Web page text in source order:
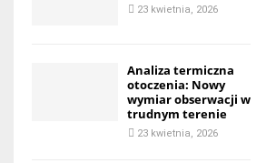
23 kwietnia, 2026
Analiza termiczna
otoczenia: Nowy
wymiar obserwacji w
trudnym terenie
23 kwietnia, 2026